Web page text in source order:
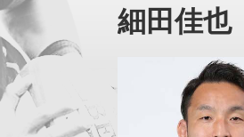
細田佳也